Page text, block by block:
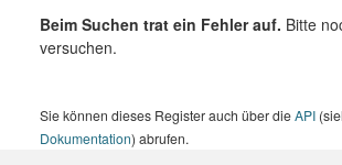
Beim Suchen trat ein Fehler auf. Bitte
versuchen.
Sie können dieses Register auch über dieAPI
Dokumentation) abrufen.